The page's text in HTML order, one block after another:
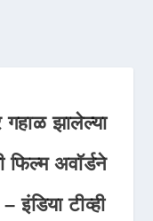
झालेल्या
अवॉर्डने
टीव्ही